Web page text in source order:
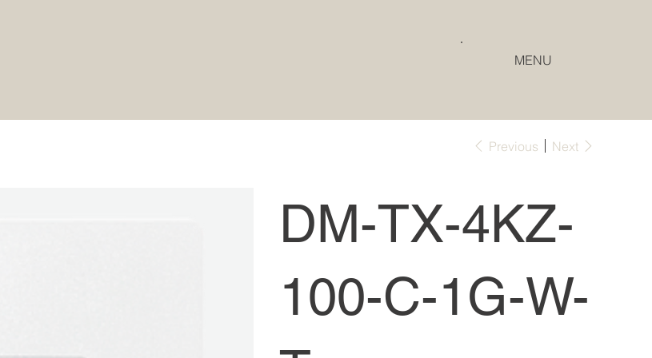
MENU
Previous Next
DM-TX-4KZ-
100-C-1G-W-